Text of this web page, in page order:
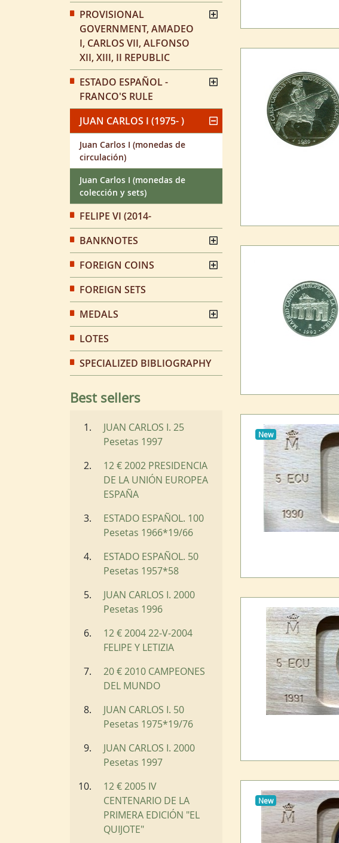
PROVISIONAL
GOVERNMENT, AMADEO
I, CARLOS VII, ALFONSO
XII, XIII, II REPUBLIC
ESTADO ESPAÑOL -
FRANCO'S RULE
JUAN CARLOS I (1975- )
Juan Carlos I (monedas de
circulación)
Juan Carlos I (monedas de
colección y sets)
FELIPE VI (2014-
BANKNOTES
FOREIGN COINS
FOREIGN SETS
MEDALS
LOTES
SPECIALIZED BIBLIOGRAPHY
Best sellers
JUAN CARLOS I. 25
Pesetas 1997
12 € 2002 PRESIDENCIA
DE LA UNIÓN EUROPEA
ESPAÑA
ESTADO ESPAÑOL. 100
Pesetas 1966*19/66
ESTADO ESPAÑOL. 50
Pesetas 1957*58
JUAN CARLOS I. 2000
Pesetas 1996
12 € 2004 22-V-2004
FELIPE Y LETIZIA
20 € 2010 CAMPEONES
DEL MUNDO
JUAN CARLOS I. 50
Pesetas 1975*19/76
JUAN CARLOS I. 2000
Pesetas 1997
12 € 2005 IV
CENTENARIO DE LA
PRIMERA EDICIÓN "EL
QUIJOTE"
New
New